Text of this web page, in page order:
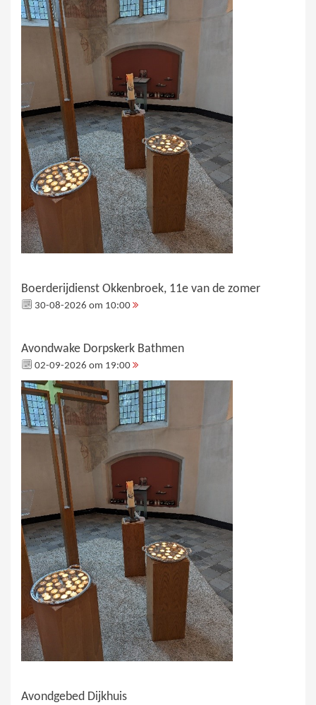
Boerderijdienst Okkenbroek, 11e van de zomer
30-08-2026 om 10:00
Avondwake Dorpskerk Bathmen
02-09-2026 om 19:00
Avondgebed Dijkhuis